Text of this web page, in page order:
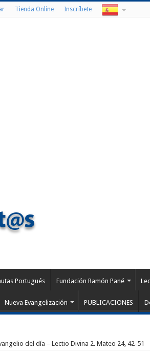
Tienda Online Inscríbete
Portugués Fundación Ramón Pané
Nueva Evangelización PUBLICACIONES
del día – Lectio Divina 2. Mateo 24, 42-51